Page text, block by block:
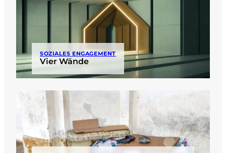
SOZIALES ENGAGEMENT
Vier Wände